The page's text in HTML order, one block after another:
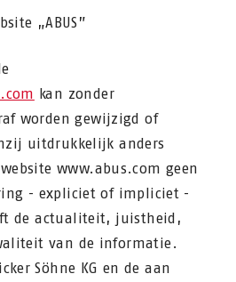
„ABUS”
kan zonder
worden gewijzigd of
uitdrukkelijk anders
www.abus.com geen
- expliciet of impliciet -
de actualiteit, juistheid,
van de informatie.
Söhne KG en de aan